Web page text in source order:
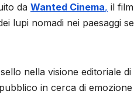
da Wanted Cinema, il
lupi nomadi nei paesaggi
nella visione editoriale di
in cerca di emozione